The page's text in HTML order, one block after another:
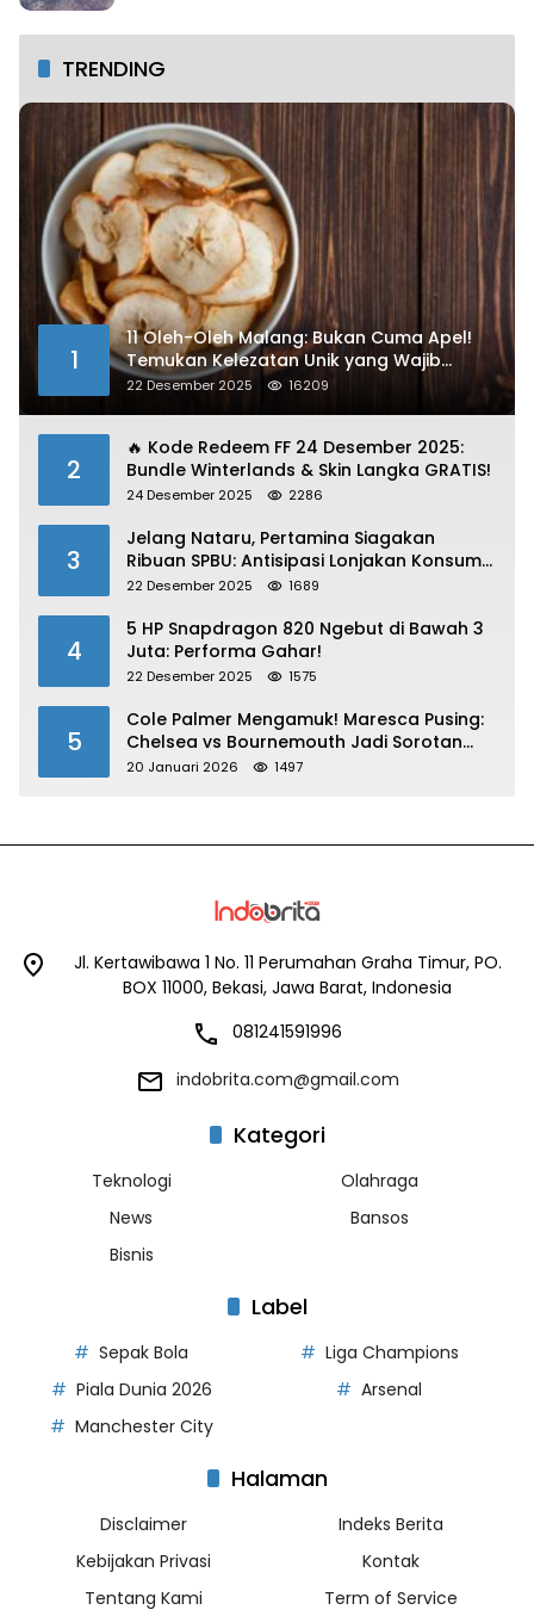
TRENDING
1
11 Oleh-Oleh Malang: Bukan Cuma Apel!
Temukan Kelezatan Unik yang Wajib
Dibawa
22 Desember 2025 16209
2
🔥 Kode Redeem FF 24 Desember 2025:
Bundle Winterlands & Skin Langka GRATIS!
24 Desember 2025 2286
3
Jelang Nataru, Pertamina Siagakan
Ribuan SPBU: Antisipasi Lonjakan Konsumsi
BBM dan LPG!
22 Desember 2025 1689
4
5 HP Snapdragon 820 Ngebut di Bawah 3
Juta: Performa Gahar!
22 Desember 2025 1575
5
Cole Palmer Mengamuk! Maresca Pusing:
Chelsea vs Bournemouth Jadi Sorotan
Utama
20 Januari 2026 1497
Jl. Kertawibawa 1 No. 11 Perumahan Graha Timur, PO.
BOX 11000, Bekasi, Jawa Barat, Indonesia
081241591996
indobrita.com@gmail.com
Kategori
Teknologi
Olahraga
News
Bansos
Bisnis
Label
Sepak Bola
Liga Champions
Piala Dunia 2026
Arsenal
Manchester City
Halaman
Disclaimer
Indeks Berita
Kebijakan Privasi
Kontak
Tentang Kami
Term of Service